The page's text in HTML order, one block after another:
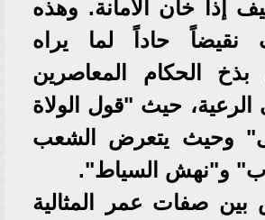
إذا خان الأمانة. وهذه
نقيضاً حاداً لما يراه
بذخ الحكام المعاصرين
الرعية، حيث "قول الولاة
وحيث يتعرض الشعب
و"نهش السياط".
بين صفات عمر المثالية